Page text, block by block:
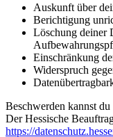
Auskunft über
Berichtigung
Löschung deiner
Einschränkung
Widerspruch
Beschwerden kannst
Der Hessische
https://